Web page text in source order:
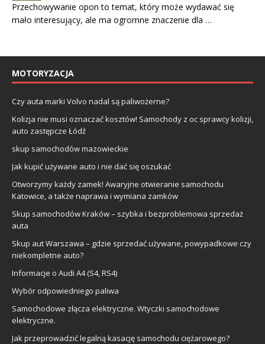
Przechowywanie opon to temat, który może wydawać się
mało interesujący, ale ma ogromne znaczenie dla …
MOTORYZACJA
Czy auta marki Volvo nadal są paliwożerne?
Kolizja nie musi oznaczać kosztów! Samochody z oc sprawcy kolizji,
auto zastępcze Łódź
skup samochodów mazowieckie
Jak kupić używane auto i nie dać się oszukać
Otworzymy każdy zamek! Awaryjne otwieranie samochodu
Katowice, a także naprawa i wymiana zamków
Skup samochodów Kraków – szybka i bezproblemowa sprzedaż
auta
Skup aut Warszawa – gdzie sprzedać używane, powypadkowe czy
niekompletne auto?
Informacje o Audi A4 (S4, RS4)
Wybór odpowiedniego paliwa
Samochodowe złącza elektryczne. Wtyczki samochodowe
elektryczne.
Jak przeprowadzić legalną kasację samochodu ciężarowego?